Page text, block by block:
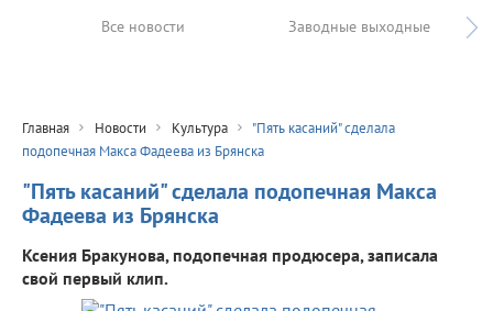
Все новости Заводные выходные
Главная Новости Культура
"Пять касаний" сделала
подопечная Макса Фадеева из Брянска
"Пять касаний" сделала подопечная Макса
Фадеева из Брянска
Ксения Бракунова, подопечная продюсера, записала
свой первый клип.